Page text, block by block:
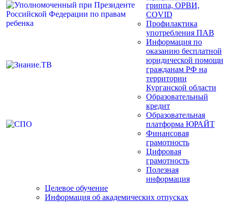
гриппа, ОРВИ,
COVID
Профилактика
употребления ПАВ
Информация по
оказанию бесплатной
юридической помощи
гражданам РФ на
территории
Курганской области
Образовательный
кредит
Образовательная
платформа ЮРАЙТ
Финансовая
грамотность
Цифровая
грамотность
Полезная
информация
Целевое обучение
Информация об академических отпусках